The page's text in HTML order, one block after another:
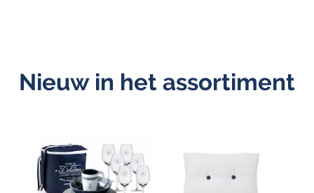
Nieuw in het assortiment